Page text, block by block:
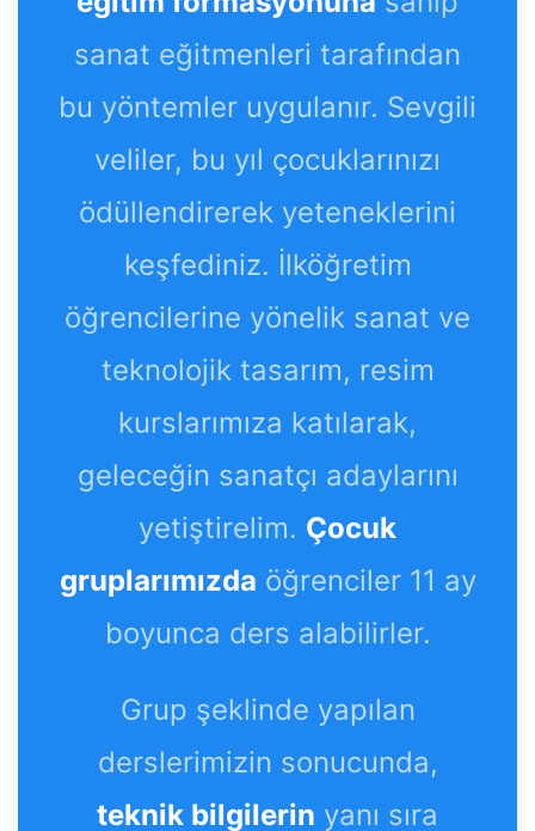
sanat eğitmenleri tarafından
bu yöntemler uygulanır. Sevgili
veliler, bu yıl çocuklarınızı
ödüllendirerek yeteneklerini
keşfediniz. İlköğretim
öğrencilerine yönelik sanat ve
teknolojik tasarım, resim
kurslarımıza katılarak,
geleceğin sanatçı adaylarını
yetiştirelim. Çocuk
gruplarımızda öğrenciler 11 ay
boyunca ders alabilirler.
Grup şeklinde yapılan
derslerimizin sonucunda,
teknik bilgilerin yanı sıra